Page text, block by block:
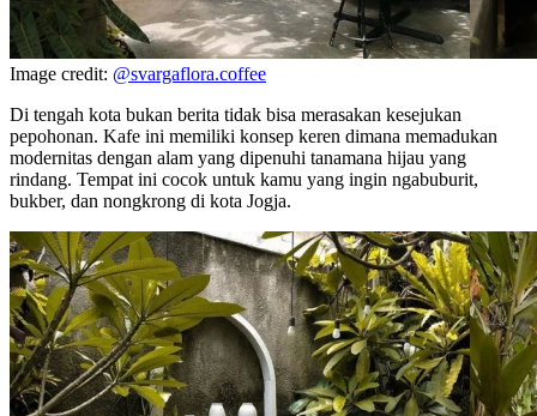
Image credit: @svargaflora.coffee
Di tengah kota bukan berita tidak bisa merasakan kesejukan
pepohonan. Kafe ini memiliki konsep keren dimana memadukan
modernitas dengan alam yang dipenuhi tanamana hijau yang
rindang. Tempat ini cocok untuk kamu yang ingin ngabuburit,
bukber, dan nongkrong di kota Jogja.